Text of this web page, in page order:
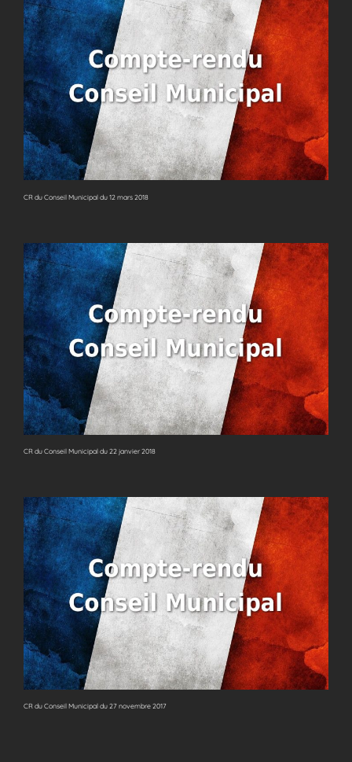
CR du Conseil Municipal du 12 mars 2018
CR du Conseil Municipal du 22 janvier 2018
CR du Conseil Municipal du 27 novembre 2017